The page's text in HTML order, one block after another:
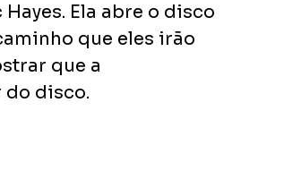
Ela abre o disco
que eles irão
que a
disco.